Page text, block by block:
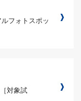
フォトスポッ
対象試